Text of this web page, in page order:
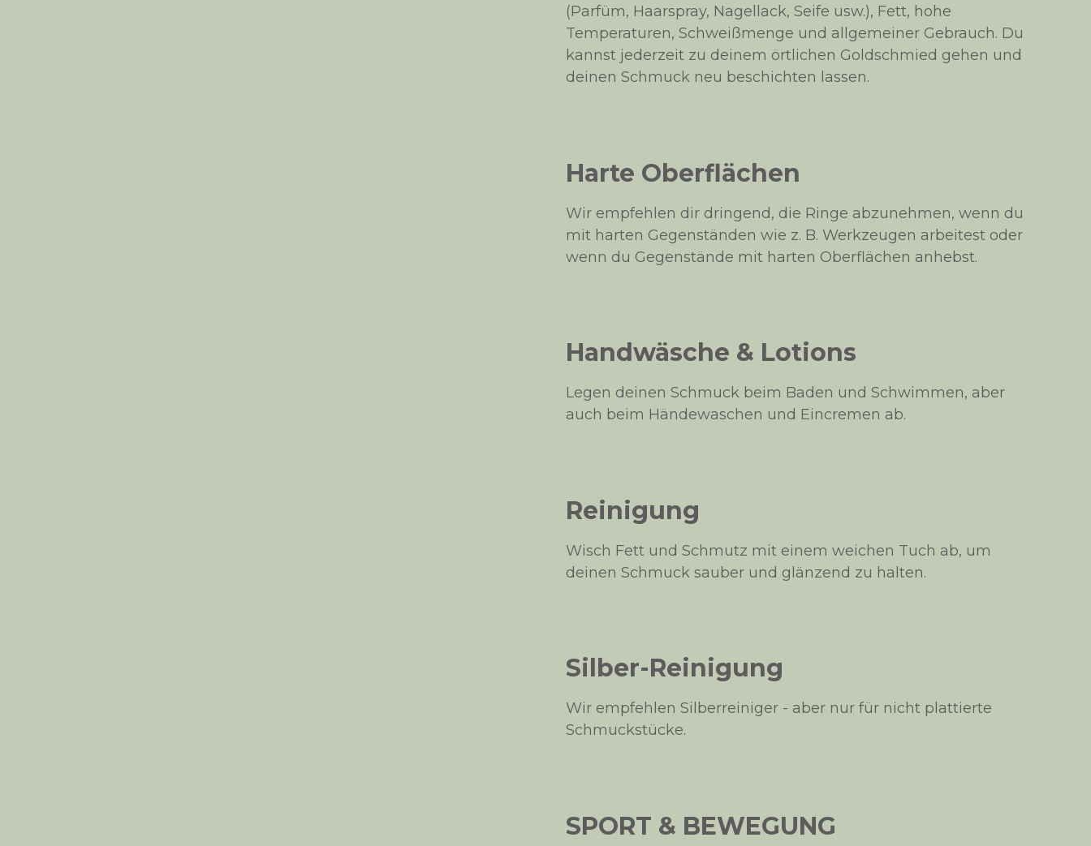
(Parfüm, Haarspray, Nagellack, Seife usw.), Fett, hohe
Temperaturen, Schweißmenge und allgemeiner Gebrauch. Du
kannst jederzeit zu deinem örtlichen Goldschmied gehen und
deinen Schmuck neu beschichten lassen.
Harte Oberflächen
Wir empfehlen dir dringend, die Ringe abzunehmen, wenn du
mit harten Gegenständen wie z. B. Werkzeugen arbeitest oder
wenn du Gegenstände mit harten Oberflächen anhebst.
Handwäsche & Lotions
Legen deinen Schmuck beim Baden und Schwimmen, aber
auch beim Händewaschen und Eincremen ab.
Reinigung
Wisch Fett und Schmutz mit einem weichen Tuch ab, um
deinen Schmuck sauber und glänzend zu halten.
Silber-Reinigung
Wir empfehlen Silberreiniger - aber nur für nicht plattierte
Schmuckstücke.
SPORT & BEWEGUNG